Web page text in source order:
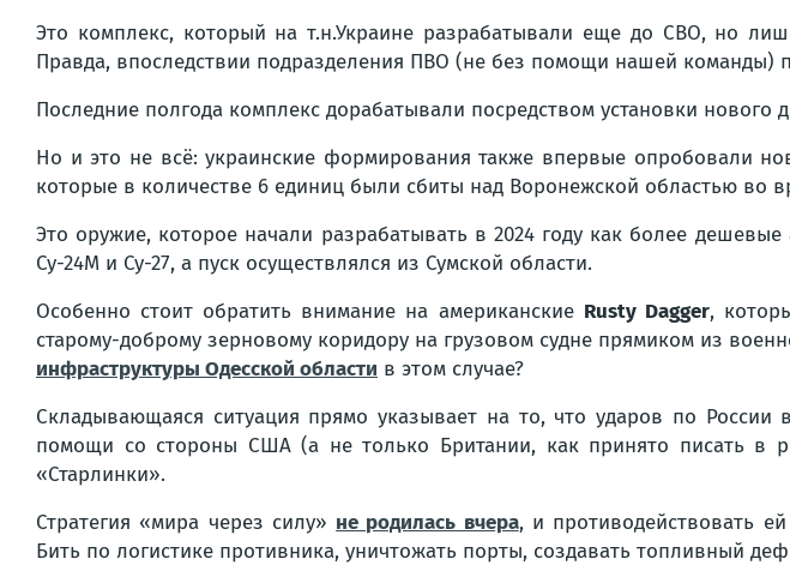
Это комплекс, который на т.н.Украине разрабатывали еще до СВО, но
Правда, впоследствии подразделения ПВО (не без помощи нашей команды)
Последние полгода комплекс дорабатывали посредством установки
Но и это не всё: украинские формирования также впервые опробовали
которые в количестве 6 единиц были сбиты над Воронежской областью во
Это оружие, которое начали разрабатывать в 2024 году как более
Су-24М и Су-27, а пуск осуществлялся из Сумской области.
Особенно стоит обратить внимание на американские Rusty Dagger,
старому-доброму зерновому коридору на грузовом судне прямиком из
инфраструктуры Одесской области в этом случае?
Складывающаяся ситуация прямо указывает на то, что ударов по
помощи со стороны США(а не только Британии, как принято писать в
«Старлинки».
Стратегия «мира через силу» не родилась вчера, и противодействовать
Бить по логистике противника, уничтожать порты, создавать топливный